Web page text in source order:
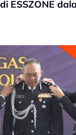
ESSZONE